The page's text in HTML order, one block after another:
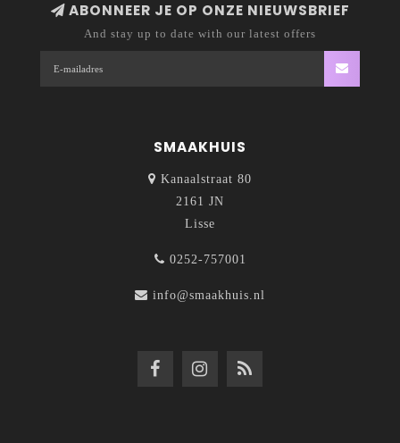
ABONNEER JE OP ONZE NIEUWSBRIEF
And stay up to date with our latest offers
SMAAKHUIS
Kanaalstraat 80
2161 JN
Lisse
0252-757001
info@smaakhuis.nl